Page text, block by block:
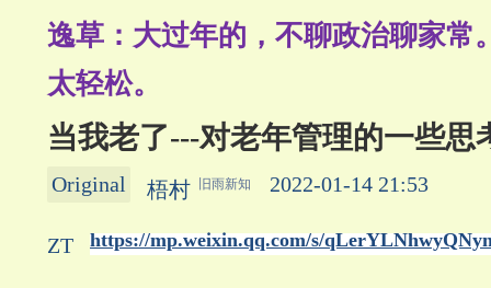
逸草：大过年的，不聊政治聊家常
太轻松。
当我老了---对老年管理的一些思
Original 梧村 旧雨新知 2022-01-14 21:53
ZT https://mp.weixin.qq.com/s/